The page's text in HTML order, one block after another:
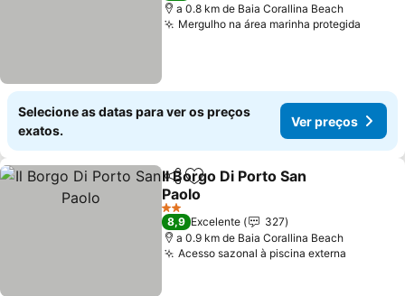
a 0.8 km de Baia Corallina Beach
Mergulho na área marinha protegida
Selecione as datas para ver os preços
exatos.
Ver preços
PartilharAdicionar aos favoritos
Il Borgo Di Porto San
Paolo
Ver preços
2 Estrelas
8,9 Excelente
327
a 0.9 km de Baia Corallina Beach
Acesso sazonal à piscina externa